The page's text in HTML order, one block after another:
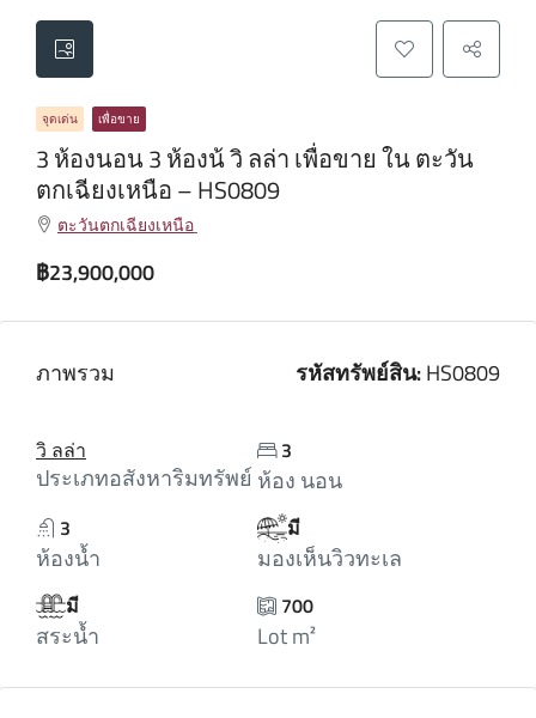
จุดเด่น เพื่อขาย
3 ห้องนอน 3 ห้องน้ วิ ลล่า เพื่อขาย ใน ตะวัน
ตกเฉียงเหนือ – HS0809
ตะวันตกเฉียงเหนือ
฿23,900,000
ภาพรวม รหัสทรัพย์สิน:HS0809
วิ ลล่า
ประเภทอสังหาริมทรัพย์
3
ห้อง นอน
3
ห้องน้ำ
มี
มองเห็นวิวทะเล
มี
สระน้ำ
700
Lot m²